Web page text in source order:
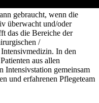
gebraucht, wenn die
überwacht und/oder
das die Bereiche der
/
In den
aus allen
Intensivstation gemeinsam
und erfahrenen Pflegeteam